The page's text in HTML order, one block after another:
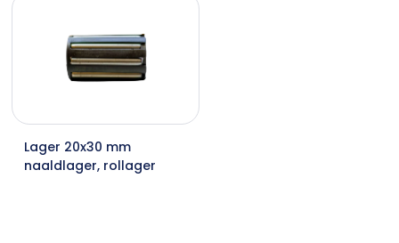
Lager 20x30 mm
naaldlager, rollager